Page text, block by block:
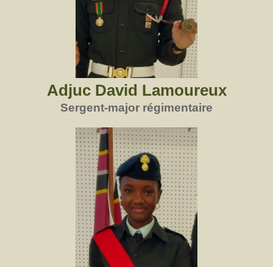
Adjuc David Lamoureux
Sergent-major régimentaire